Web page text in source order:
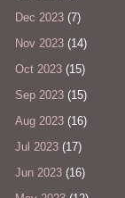
Dec 2023 (7)
Nov 2023 (14)
Oct 2023 (15)
Sep 2023 (15)
Aug 2023 (16)
Jul 2023 (17)
Jun 2023 (16)